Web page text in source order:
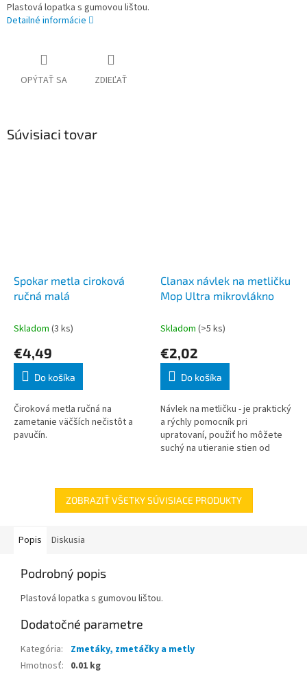
Plastová lopatka s gumovou lištou.
Detailné informácie
OPÝTAŤ SA ZDIEĽAŤ
Súvisiaci tovar
Spokar metla ciroková
ručná malá
Skladom (3 ks)
€4,49
Do košíka
Čiroková metla ručná na
zametanie väčších nečistôt a
pavučín.
Clanax návlek na metličku
Mop Ultra mikrovlákno
Skladom (>5 ks)
€2,02
Do košíka
Návlek na metličku - je praktický
a rýchly pomocník pri
upratovaní, použiť ho môžete
suchý na utieranie stien od
materiál: mi
ZOBRAZIŤ VŠETKY SÚVISIACE PRODUKTY
Popis Diskusia
Podrobný popis
Plastová lopatka s gumovou lištou.
Dodatočné parametre
Kategória:
Zmetáky, zmetáčky a metly
Hmotnosť: 0.01 kg